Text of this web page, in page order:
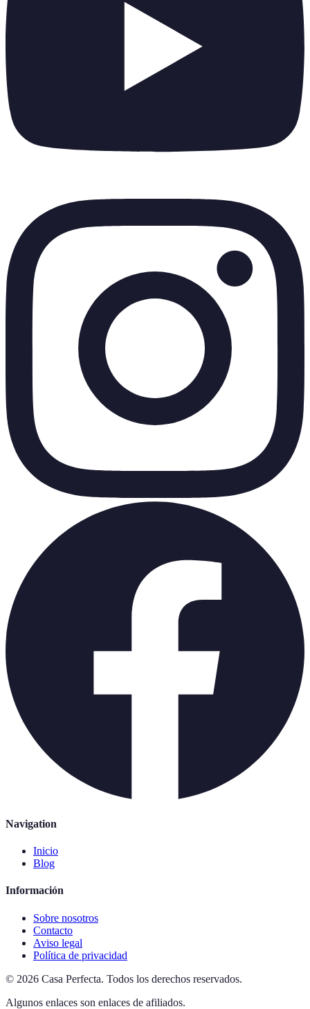
Navigation
Inicio
Blog
Información
Sobre nosotros
Contacto
Aviso legal
Política de privacidad
© 2026 Casa Perfecta. Todos los derechos reservados.
Algunos enlaces son enlaces de afiliados.